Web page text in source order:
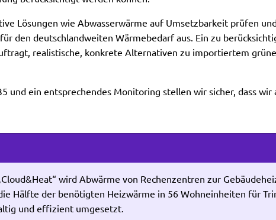
Lösungen wie Abwasserwärme auf Umsetzbarkeit prüfen
den deutschlandweiten Wärmebedarf aus. Ein zu
realistische, konkrete Alternativen zu importiertem
und ein entsprechendes Monitoring stellen wir sicher, dass
wird Abwärme von Rechenzentren zur
Hälfte der benötigten Heizwärme in 56 Wohneinheiten für
und effizient umgesetzt.